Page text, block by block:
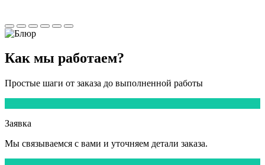
Как мы работаем?
Простые шаги от заказа до выполненной работы
Заявка
Мы связываемся с вами и уточняем детали заказа.